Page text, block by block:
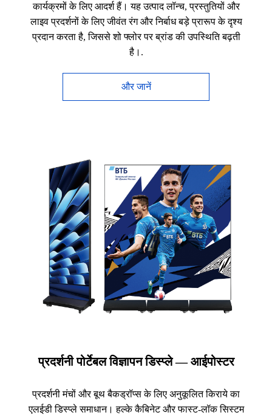
कार्यक्रमों के लिए आदर्श हैं। यह उत्पाद लॉन्च, प्रस्तुतियों और
लाइव प्रदर्शनों के लिए जीवंत रंग और निर्बाध बड़े प्रारूप के दृश्य
प्रदान करता है, जिससे शो फ्लोर पर ब्रांड की उपस्थिति बढ़ती
है।.
और जानें
प्रदर्शनी पोर्टेबल विज्ञापन डिस्प्ले — आईपोस्टर
प्रदर्शनी मंचों और बूथ बैकड्रॉप्स के लिए अनुकूलित किराये का
एलईडी डिस्प्ले समाधान। हल्के कैबिनेट और फास्ट-लॉक सिस्टम